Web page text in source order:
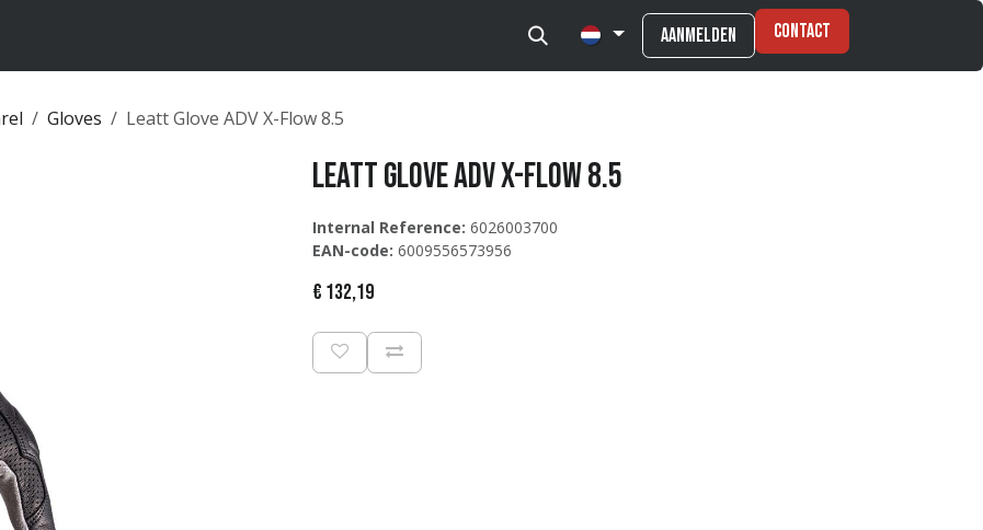
Aanmelden Contact
Gloves Leatt Glove ADV X-Flow 8.5
Leatt Glove ADV X-Flow 8.5
Internal Reference: 6026003700
EAN-code: 6009556573956
€ 132,19